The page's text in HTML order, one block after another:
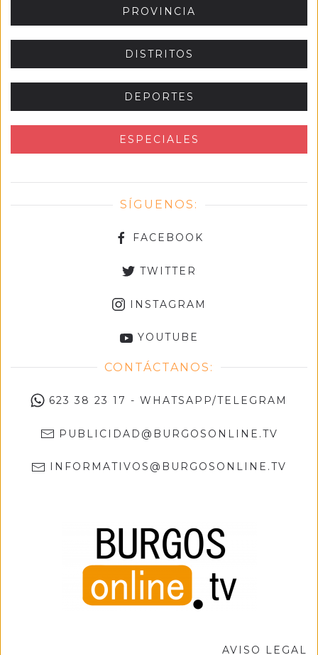
PROVINCIA
DISTRITOS
DEPORTES
ESPECIALES
SÍGUENOS:
FACEBOOK
TWITTER
INSTAGRAM
YOUTUBE
CONTÁCTANOS:
623 38 23 17 - WHATSAPP/TELEGRAM
PUBLICIDAD@BURGOSONLINE.TV
INFORMATIVOS@BURGOSONLINE.TV
AVISO LEGAL